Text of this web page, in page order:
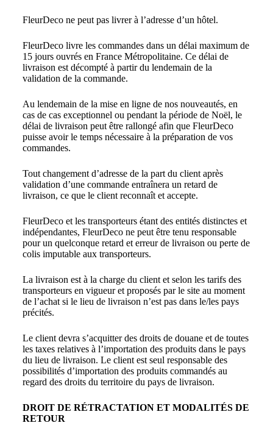
FleurDeco ne peut pas livrer à l’adresse d’un hôtel.
FleurDeco livre les commandes dans un délai maximum de
15 jours ouvrés en France Métropolitaine. Ce délai de
livraison est décompté à partir du lendemain de la
validation de la commande.
Au lendemain de la mise en ligne de nos nouveautés, en
cas de cas exceptionnel ou pendant la période de Noël, le
délai de livraison peut être rallongé afin que FleurDeco
puisse avoir le temps nécessaire à la préparation de vos
commandes.
Tout changement d’adresse de la part du client après
validation d’une commande entraînera un retard de
livraison, ce que le client reconnaît et accepte.
FleurDeco et les transporteurs étant des entités distinctes et
indépendantes, FleurDeco ne peut être tenu responsable
pour un quelconque retard et erreur de livraison ou perte de
colis imputable aux transporteurs.
La livraison est à la charge du client et selon les tarifs des
transporteurs en vigueur et proposés par le site au moment
de l’achat si le lieu de livraison n’est pas dans le/les pays
précités.
Le client devra s’acquitter des droits de douane et de toutes
les taxes relatives à l’importation des produits dans le pays
du lieu de livraison. Le client est seul responsable des
possibilités d’importation des produits commandés au
regard des droits du territoire du pays de livraison.
DROIT DE RÉTRACTATION ET MODALITÉS DE
RETOUR